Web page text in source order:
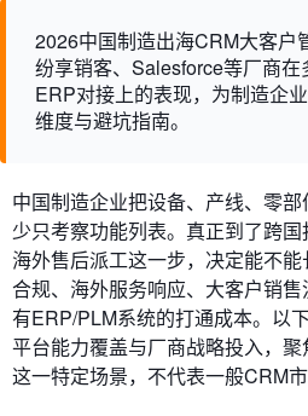
2026中国制造出海CRM大客户
纷享销客、Salesforce等厂商在
ERP对接上的表现，为制造企
维度与避坑指南。
中国制造企业把设备、产线、零
少只考察功能列表。真正到了跨国
海外售后派工这一步，决定能不
合规、海外服务响应、大客户销
有ERP/PLM系统的打通成本。以
平台能力覆盖与厂商战略投入，聚
这一特定场景，不代表一般CRM市